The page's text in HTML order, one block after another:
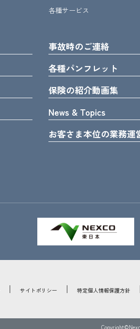
各種サービス
事故時のご連絡
各種パンフレット
保険の紹介動画集
News & Topics
お客さま本位の業務運
サイトポリシー 特定個人情報保護方針